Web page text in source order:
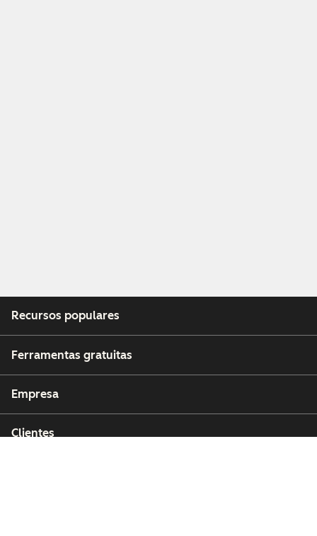
Recursos populares
Ferramentas gratuitas
Empresa
Clientes